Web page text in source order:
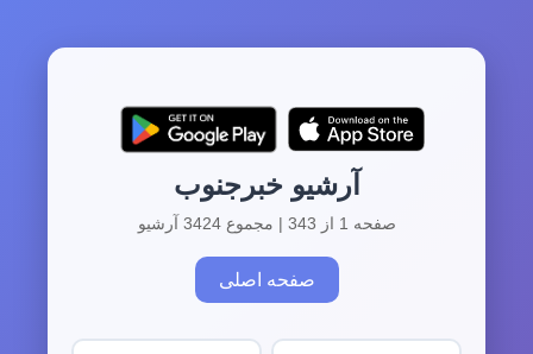
آرشیو خبرجنوب
صفحه 1 از 343 | مجموع 3424 آرشیو
صفحه اصلی